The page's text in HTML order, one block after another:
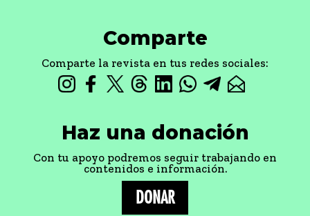
Comparte
Comparte la revista en tus redes sociales:
Haz una donación
Con tu apoyo podremos seguir trabajando en
contenidos e información.
DONAR